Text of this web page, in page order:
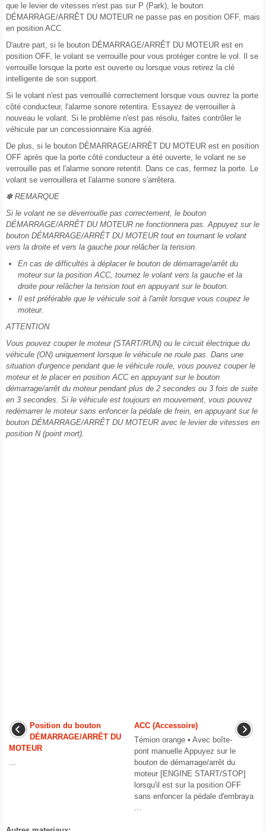
que le levier de vitesses n'est pas sur P (Park), le bouton
DÉMARRAGE/ARRÊT DU MOTEUR ne passe pas en position OFF, mais
en position ACC.
D'autre part, si le bouton DÉMARRAGE/ARRÊT DU MOTEUR est en
position OFF, le volant se verrouille pour vous protéger contre le vol. Il se
verrouille lorsque la porte est ouverte ou lorsque vous retirez la clé
intelligente de son support.
Si le volant n'est pas verrouillé correctement lorsque vous ouvrez la porte
côté conducteur, l'alarme sonore retentira. Essayez de verrouiller à
nouveau le volant. Si le problème n'est pas résolu, faites contrôler le
véhicule par un concessionnaire Kia agréé.
De plus, si le bouton DÉMARRAGE/ARRÊT DU MOTEUR est en position
OFF après que la porte côté conducteur a été ouverte, le volant ne se
verrouille pas et l'alarme sonore retentit. Dans ce cas, fermez la porte. Le
volant se verrouillera et l'alarme sonore s'arrêtera.
✽ REMARQUE
Si le volant ne se déverrouille pas correctement, le bouton
DÉMARRAGE/ARRÊT DU MOTEUR ne fonctionnera pas. Appuyez sur le
bouton DÉMARRAGE/ARRÊT DU MOTEUR tout en tournant le volant
vers la droite et vers la gauche pour relâcher la tension.
En cas de difficultés à déplacer le bouton de démarrage/arrêt du
moteur sur la position ACC, tournez le volant vers la gauche et la
droite pour relâcher la tension tout en appuyant sur le bouton.
Il est préférable que le véhicule soit à l'arrêt lorsque vous coupez le
moteur.
ATTENTION
Vous pouvez couper le moteur (START/RUN) ou le circuit électrique du
véhicule (ON) uniquement lorsque le véhicule ne roule pas. Dans une
situation d'urgence pendant que le véhicule roule, vous pouvez couper le
moteur et le placer en position ACC en appuyant sur le bouton
démarrage/arrêt du moteur pendant plus de 2 secondes ou 3 fois de suite
en 3 secondes. Si le véhicule est toujours en mouvement, vous pouvez
redémarrer le moteur sans enfoncer la pédale de frein, en appuyant sur le
bouton DÉMARRAGE/ARRÊT DU MOTEUR avec le levier de vitesses en
position N (point mort).
Position du bouton
DÉMARRAGE/ARRÊT DU
MOTEUR
...
ACC (Accessoire)
Témion orange • Avec boîte-
pont manuelle Appuyez sur le
bouton de démarrage/arrêt du
moteur [ENGINE START/STOP]
lorsqu'il est sur la position OFF
sans enfoncer la pédale d'embraya
...